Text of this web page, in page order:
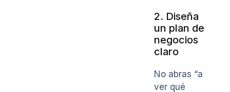
2. Diseña
un plan de
negocios
claro
No abras “a
ver qué